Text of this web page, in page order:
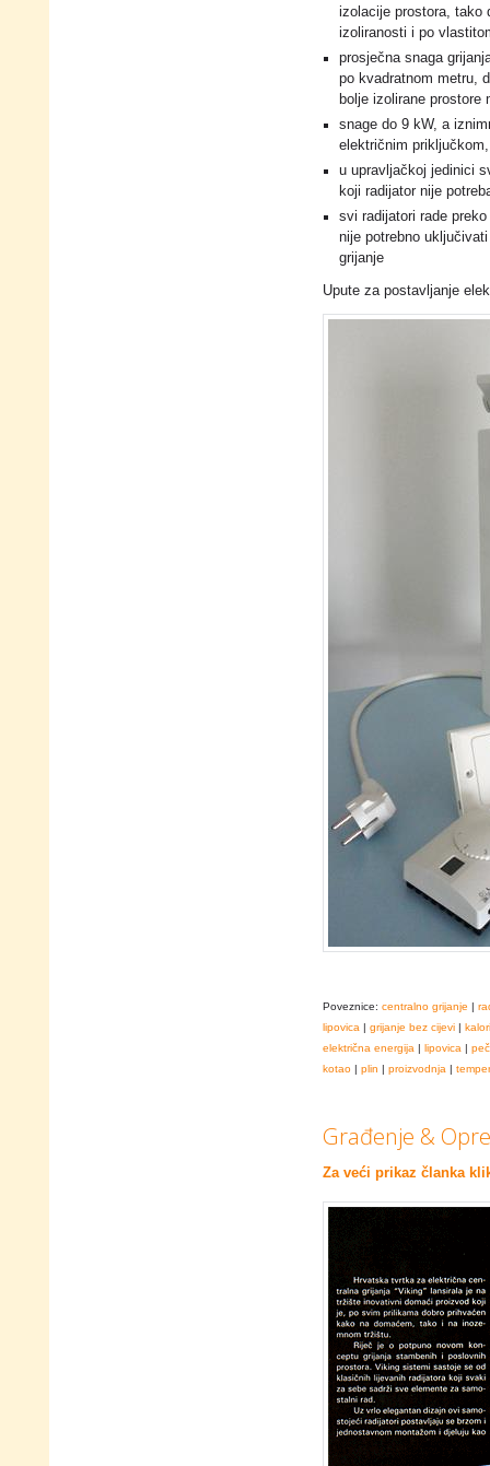
izolacije prostora, tako
izoliranosti i po
prosječna snaga
po kvadratnom metru,
bolje izolirane
snage do 9 kW, a
električnim
u upravljačkoj jedinici
koji radijator nije
svi radijatori rade
nije potrebno
grijanje
Upute za postavljanje
Poveznice: centralno grijanje |
lipovica | grijanje bez cijevi |
električna energija | lipovica |
kotao | plin | proizvodnja |
Građenje &
Za veći prikaz članka